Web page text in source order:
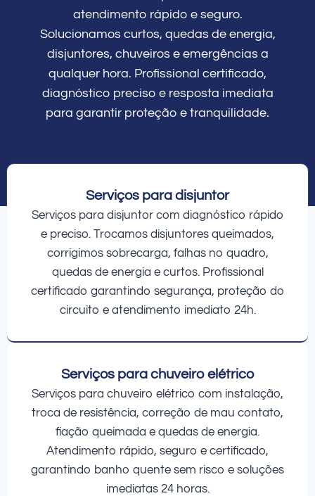
atendimento rápido e seguro.
Solucionamos curtos, quedas de energia,
disjuntores, chuveiros e emergências a
qualquer hora. Profissional certificado,
diagnóstico preciso e resposta imediata
para garantir proteção e tranquilidade.
Serviços para disjuntor
Serviços para disjuntor com diagnóstico rápido
e preciso. Trocamos disjuntores queimados,
corrigimos sobrecarga, falhas no quadro,
quedas de energia e curtos. Profissional
certificado garantindo segurança, proteção do
circuito e atendimento imediato 24h.
Serviços para chuveiro elétrico
Serviços para chuveiro elétrico com instalação,
troca de resistência, correção de mau contato,
fiação queimada e quedas de energia.
Atendimento rápido, seguro e certificado,
garantindo banho quente sem risco e soluções
imediatas 24 horas.